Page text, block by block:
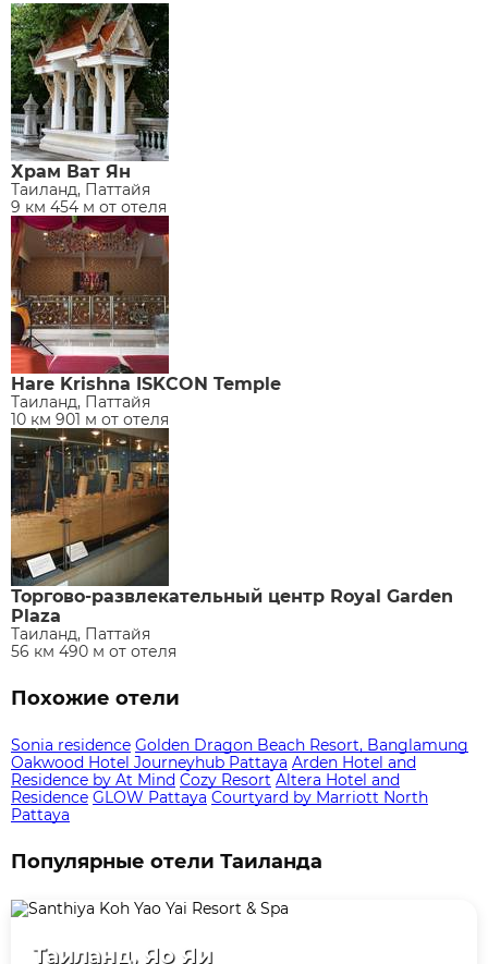
Храм Ват Ян
Таиланд, Паттайя
9 км 454 м от отеля
Hare Krishna ISKCON Temple
Таиланд, Паттайя
10 км 901 м от отеля
Торгово-развлекательный центр Royal Garden
Plaza
Таиланд, Паттайя
56 км 490 м от отеля
Похожие отели
Sonia residence Golden Dragon Beach Resort, Banglamung
Oakwood Hotel Journeyhub Pattaya Arden Hotel and
Residence by At Mind Cozy Resort Altera Hotel and
Residence GLOW Pattaya Courtyard by Marriott North
Pattaya
Популярные отели Таиланда
Таиланд, Яо Яи